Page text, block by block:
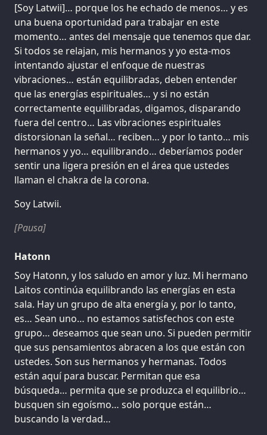
[Soy Latwii]… porque los he echado de menos… y es
una buena oportunidad para trabajar en este
momento… antes del mensaje que tenemos que dar.
Si todos se relajan, mis hermanos y yo esta-mos
intentando ajustar el enfoque de nuestras
vibraciones… están equilibradas, deben entender
que las energías espirituales… y si no están
correctamente equilibradas, digamos, disparando
fuera del centro… Las vibraciones espirituales
distorsionan la señal… reciben… y por lo tanto… mis
hermanos y yo… equilibrando… deberíamos poder
sentir una ligera presión en el área que ustedes
llaman el chakra de la corona.
Soy Latwii.
[Pausa]
Hatonn
Soy Hatonn, y los saludo en amor y luz. Mi hermano
Laitos continúa equilibrando las energías en esta
sala. Hay un grupo de alta energía y, por lo tanto,
es… Sean uno… no estamos satisfechos con este
grupo… deseamos que sean uno. Si pueden permitir
que sus pensamientos abracen a los que están con
ustedes. Son sus hermanos y hermanas. Todos
están aquí para buscar. Permitan que esa
búsqueda… permita que se produzca el equilibrio…
busquen sin egoísmo… solo porque están…
buscando la verdad…